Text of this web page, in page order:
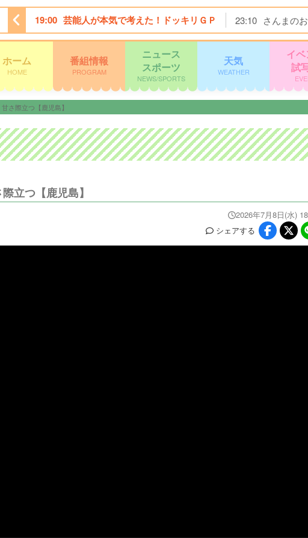
Ｅ 19:00 芸能人が本気で考えた！ドッキリＧＰ 23:10 さんまの
ホーム
HOME
番組情報
PROGRAM
ニュース
スポーツ
NEWS/SPORTS
天気
WEATHER
イ
試
さ際立つ【鹿児島】
立つ【鹿児島】
2026年7月8日(水)
シェアする